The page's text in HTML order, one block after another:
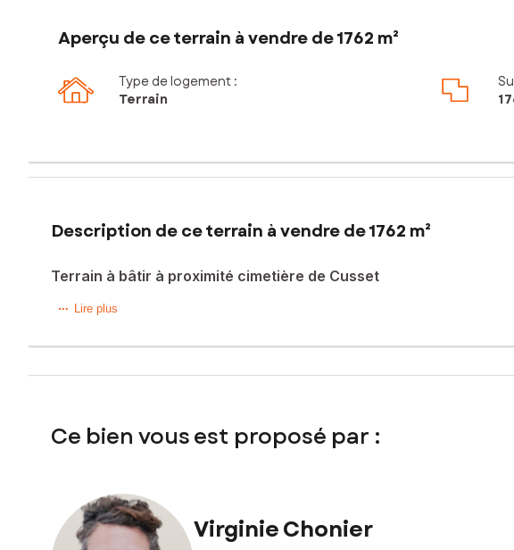
Aperçu de ce terrain à vendre de 1762 m²
Type de logement :
Terrain
1
Description de ce terrain à vendre de 1762 m²
Terrain à bâtir à proximité cimetière de Cusset
Situé à Cusset proche cimetière, ce terrain à bâtir de 1762m² offre un
plus, sa situation géographique avantageuse permet un accès facile aux
D'une superficie de 1762m², ce terrain non viabilisé offre une belle
Les informations sur les risques auxquels ce bien est exposé sont
Honoraires charge vendeur
Contactez votre conseiller SAFTI : Virginie CHONIER, Tél. : 0681475877, E-
Lire plus
Ce bien vous est proposé par :
Virginie Chonier